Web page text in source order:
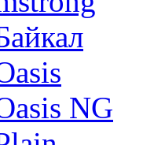
NG